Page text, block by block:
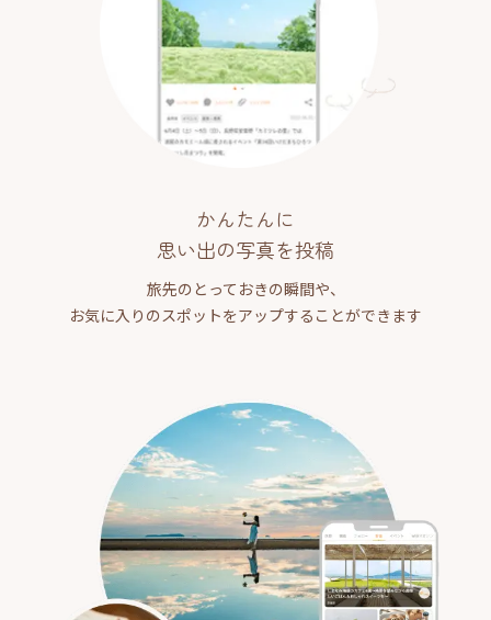
かんたんに
思い出の写真を投稿
旅先のとっておきの瞬間や、
お気に入りのスポットをアップすることができます